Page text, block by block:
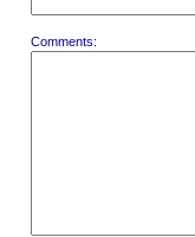
Comments: